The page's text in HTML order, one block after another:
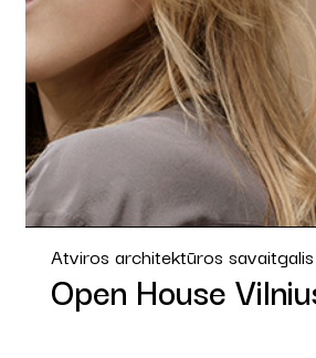
Atviros architektūros savaitgalis
Open House